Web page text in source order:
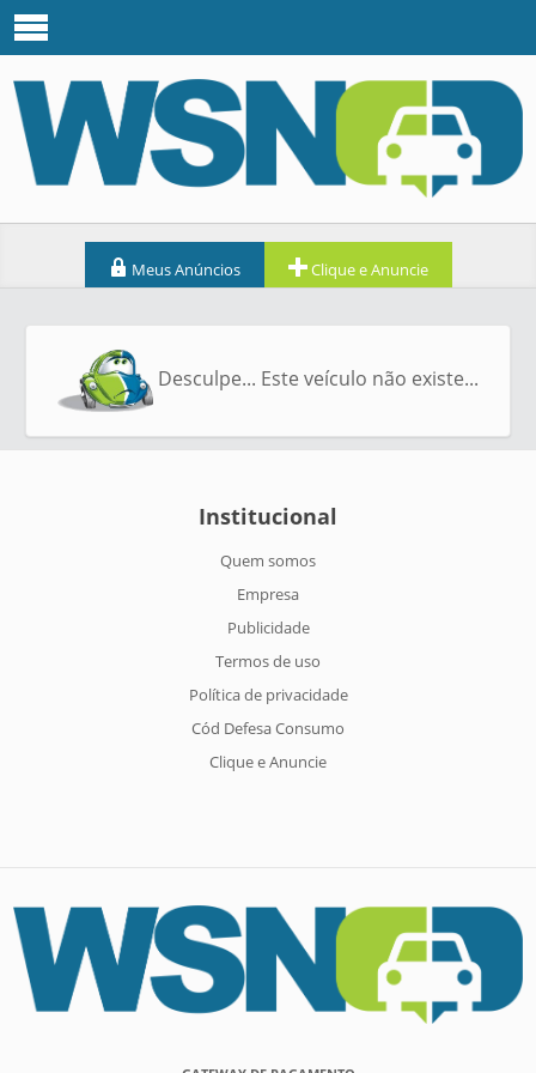
Meus Anúncios Clique e Anuncie
Desculpe... Este veículo não existe...
Institucional
Quem somos
Empresa
Publicidade
Termos de uso
Política de privacidade
Cód Defesa Consumo
Clique e Anuncie